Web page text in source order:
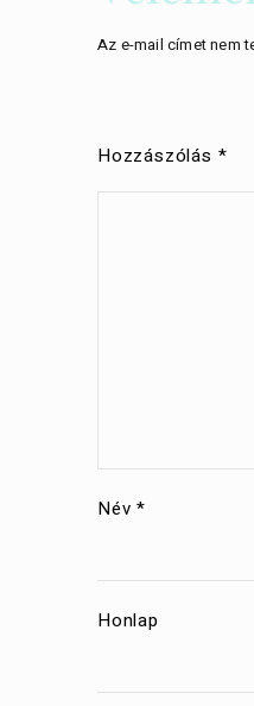
Az e-mail címet nem
Hozzászólás *
Név*
Honlap